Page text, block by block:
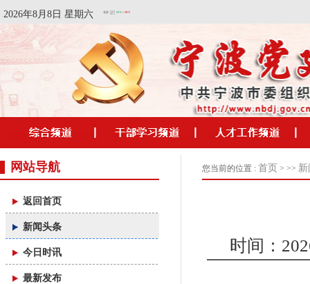
2026年8月8日 星期六
网站导航
返回首页
新闻头条
今日时讯
最新发布
您当前的位置 : 首页 > >>
时间：